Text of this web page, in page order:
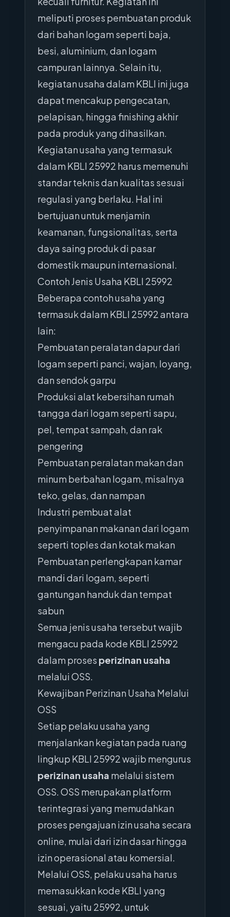
meliputi proses pembuatan produk
dari bahan logam seperti baja,
besi, aluminium, dan logam
campuran lainnya. Selain itu,
kegiatan usaha dalam KBLI ini juga
dapat mencakup pengecatan,
pelapisan, hingga finishing akhir
pada produk yang dihasilkan.
Kegiatan usaha yang termasuk
dalam KBLI 25992 harus memenuhi
standar teknis dan kualitas sesuai
regulasi yang berlaku. Hal ini
bertujuan untuk menjamin
keamanan, fungsionalitas, serta
daya saing produk di pasar
domestik maupun internasional.
Contoh Jenis Usaha KBLI 25992
Beberapa contoh usaha yang
termasuk dalam KBLI 25992 antara
lain:
Pembuatan peralatan dapur dari
logam seperti panci, wajan, loyang,
dan sendok garpu
Produksi alat kebersihan rumah
tangga dari logam seperti sapu,
pel, tempat sampah, dan rak
pengering
Pembuatan peralatan makan dan
minum berbahan logam, misalnya
teko, gelas, dan nampan
Industri pembuat alat
penyimpanan makanan dari logam
seperti toples dan kotak makan
Pembuatan perlengkapan kamar
mandi dari logam, seperti
gantungan handuk dan tempat
sabun
Semua jenis usaha tersebut wajib
mengacu pada kode KBLI 25992
dalam proses perizinan usaha
melalui OSS.
Kewajiban Perizinan Usaha Melalui
OSS
Setiap pelaku usaha yang
menjalankan kegiatan pada ruang
lingkup KBLI 25992 wajib mengurus
perizinan usaha melalui sistem
OSS. OSS merupakan platform
terintegrasi yang memudahkan
proses pengajuan izin usaha secara
online, mulai dari izin dasar hingga
izin operasional atau komersial.
Melalui OSS, pelaku usaha harus
memasukkan kode KBLI yang
sesuai, yaitu 25992, untuk